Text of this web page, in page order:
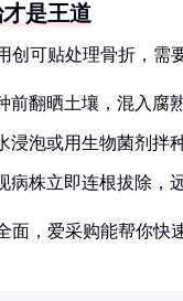
是王道
创可贴处理骨折，需
前翻晒土壤，混入腐
浸泡或用生物菌剂拌
病株立即连根拔除，
面，爱采购能帮你快